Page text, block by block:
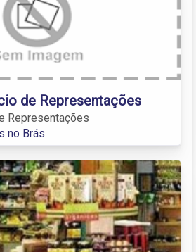
de Representações
Representações
no Brás